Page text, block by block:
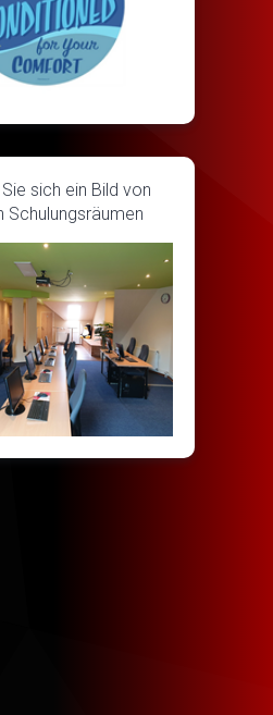
sich ein Bild von
Schulungsräumen